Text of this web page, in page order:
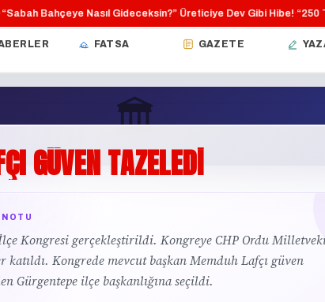
Bahçeye Nasıl Gideceksin?”·Üreticiye Dev Gibi Hibe!·“250 TL
FATSA GAZETE
🏛
POLITIKA
GÜVENTAZELEDİ
Kongresi gerçekleştirildi. Kongreye CHP Ordu
Kongrede mevcut başkan Memduh Lafçı güven
Gürgentepe ilçe başkanlığına seçildi.